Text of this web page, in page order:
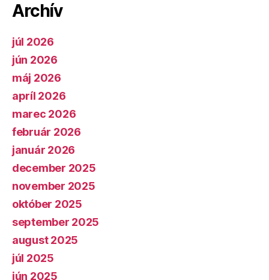
Archív
júl 2026
jún 2026
máj 2026
apríl 2026
marec 2026
február 2026
január 2026
december 2025
november 2025
október 2025
september 2025
august 2025
júl 2025
jún 2025